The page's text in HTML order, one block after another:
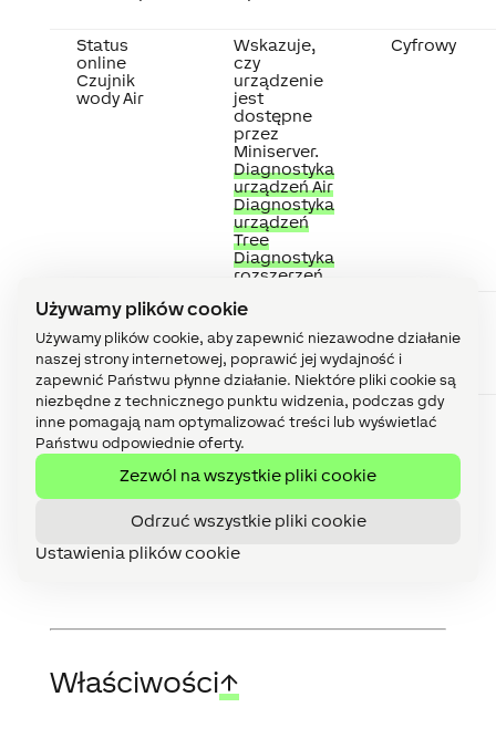
Używamy plików cookie
Używamy plików cookie, aby zapewnić niezawodne działanie
naszej strony internetowej, poprawić jej wydajność i
zapewnić Państwu płynne działanie. Niektóre pliki cookie są
niezbędne z technicznego punktu widzenia, podczas gdy
inne pomagają nam optymalizować treści lub wyświetlać
Państwu odpowiednie oferty.
Zezwól na wszystkie pliki cookie
Odrzuć wszystkie pliki cookie
Ustawienia plików cookie
Status
online
Czujnik
wody Air
Wskazuje,
czy
urządzenie
jest
dostępne
przez
Miniserver.
Diagnostyka
urządzeń Air
Diagnostyka
urządzeń
Tree
Diagnostyka
rozszerzeń
Cyfrowy
Poziom
naładowania
baterii
Podaje
poziom
naładowania
baterii.
Niski poziom
naładowania
baterii
Wskazuje
niski poziom
baterii,
wymaga
wymiany.
-
Właściwości↑